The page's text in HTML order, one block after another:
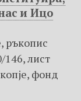
и Ицо
ръкопис
лист
фонд